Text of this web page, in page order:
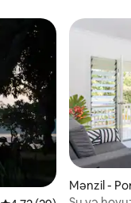
Mənzil -